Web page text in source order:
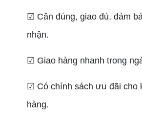
☑ Cân đúng, giao đủ, đảm
nhận.
☑ Giao hàng nhanh trong
☑ Có chính sách ưu đãi cho
hàng.